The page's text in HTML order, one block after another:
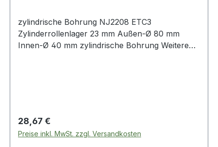
zylindrische Bohrung NJ2208 ETC3
Zylinderrollenlager 23 mm Außen-Ø 80 mm
Innen-Ø 40 mm zylindrische Bohrung Weitere
Regulärer Preis:
28,67 €
Preise inkl. MwSt. zzgl. Versandkosten